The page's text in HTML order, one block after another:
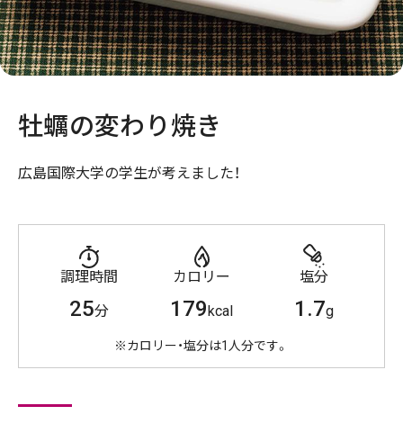
牡蠣の変わり焼き
広島国際大学の学生が考えました！
調理時間
25分
カロリー
179kcal
塩分
1.7g
※カロリー・塩分は1人分です。